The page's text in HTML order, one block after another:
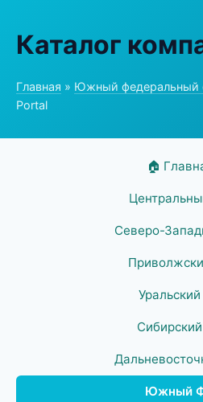
Каталог
Главная » Южный федеральный
Portal
🏠
Северо-
Южный